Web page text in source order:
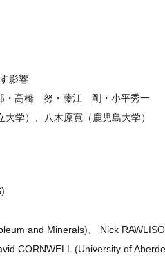
影響
・高橋 努・藤江 剛・小平秀一
学）、八木原寛（鹿児島大学）
and Minerals)、 Nick
CORNWELL (University of